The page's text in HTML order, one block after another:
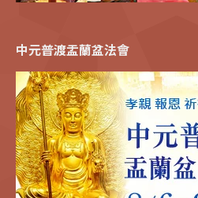
中元普渡盂蘭盆法會